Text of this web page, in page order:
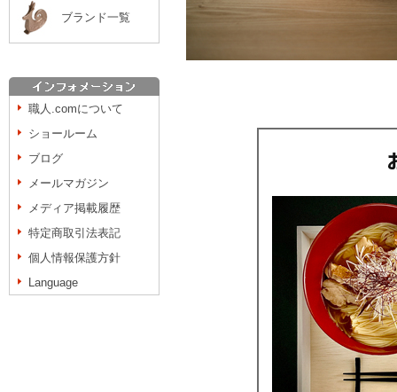
ブランド一覧
職人.comについて
ショールーム
ブログ
メールマガジン
メディア掲載履歴
特定商取引法表記
個人情報保護方針
Language